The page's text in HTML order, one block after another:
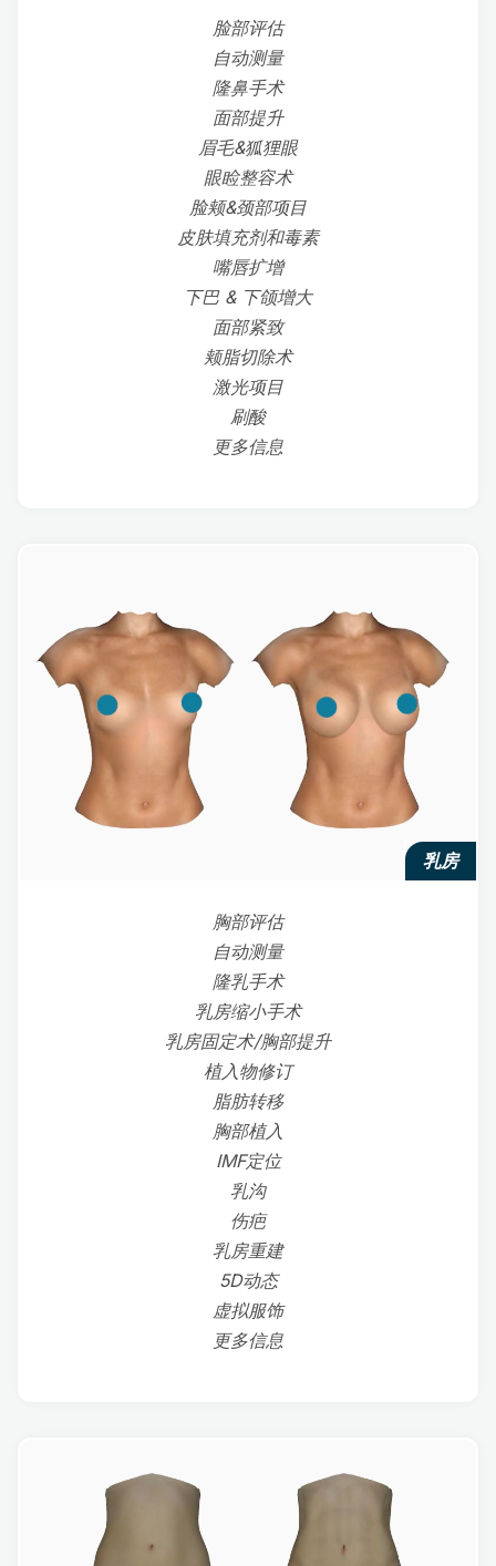
脸部评估
自动测量
隆鼻手术
面部提升
眉毛&狐狸眼
眼睑整容术
脸颊&颈部项目
皮肤填充剂和毒素
嘴唇扩增
下巴 & 下颌增大
面部紧致
颊脂切除术
激光项目
刷酸
更多信息
乳房
胸部评估
自动测量
隆乳手术
乳房缩小手术
乳房固定术/胸部提升
植入物修订
脂肪转移
胸部植入
IMF定位
乳沟
伤疤
乳房重建
5D动态
虚拟服饰
更多信息